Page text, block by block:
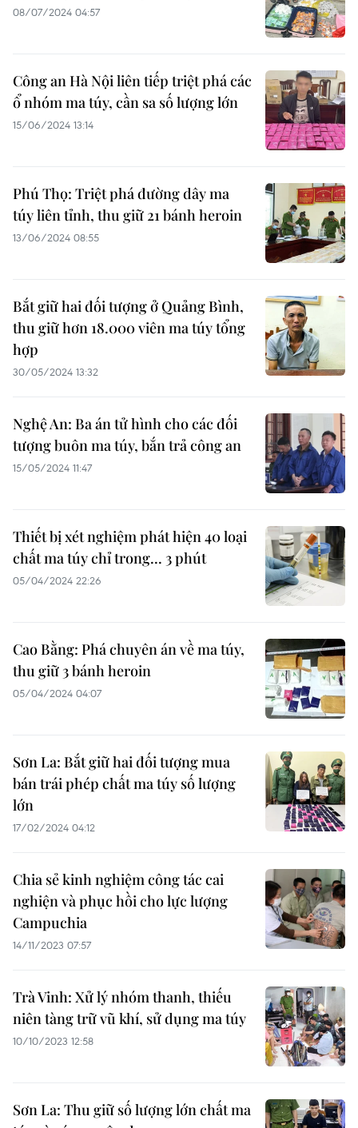
08/07/2024 04:57
Công an Hà Nội liên tiếp triệt phá các
ổ nhóm ma túy, cần sa số lượng lớn
15/06/2024 13:14
Phú Thọ: Triệt phá đường dây ma
túy liên tỉnh, thu giữ 21 bánh heroin
13/06/2024 08:55
Bắt giữ hai đối tượng ở Quảng Bình,
thu giữ hơn 18.000 viên ma túy tổng
hợp
30/05/2024 13:32
Nghệ An: Ba án tử hình cho các đối
tượng buôn ma túy, bắn trả công an
15/05/2024 11:47
Thiết bị xét nghiệm phát hiện 40 loại
chất ma túy chỉ trong... 3 phút
05/04/2024 22:26
Cao Bằng: Phá chuyên án về ma túy,
thu giữ 3 bánh heroin
05/04/2024 04:07
Sơn La: Bắt giữ hai đối tượng mua
bán trái phép chất ma túy số lượng
lớn
17/02/2024 04:12
Chia sẻ kinh nghiệm công tác cai
nghiện và phục hồi cho lực lượng
Campuchia
14/11/2023 07:57
Trà Vinh: Xử lý nhóm thanh, thiếu
niên tàng trữ vũ khí, sử dụng ma túy
10/10/2023 12:58
Sơn La: Thu giữ số lượng lớn chất ma